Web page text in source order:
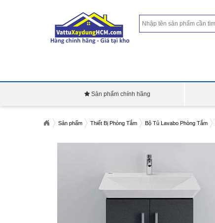
Sản phẩm chính hãng
Sản phẩm Thiết Bị Phòng Tắm Bộ Tủ Lavabo Phòng Tắm